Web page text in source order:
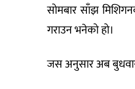
सोमबार साँझ
गराउन भनेको हो।
जस अनुसार अब बुधवार